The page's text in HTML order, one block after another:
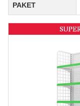
PAKET